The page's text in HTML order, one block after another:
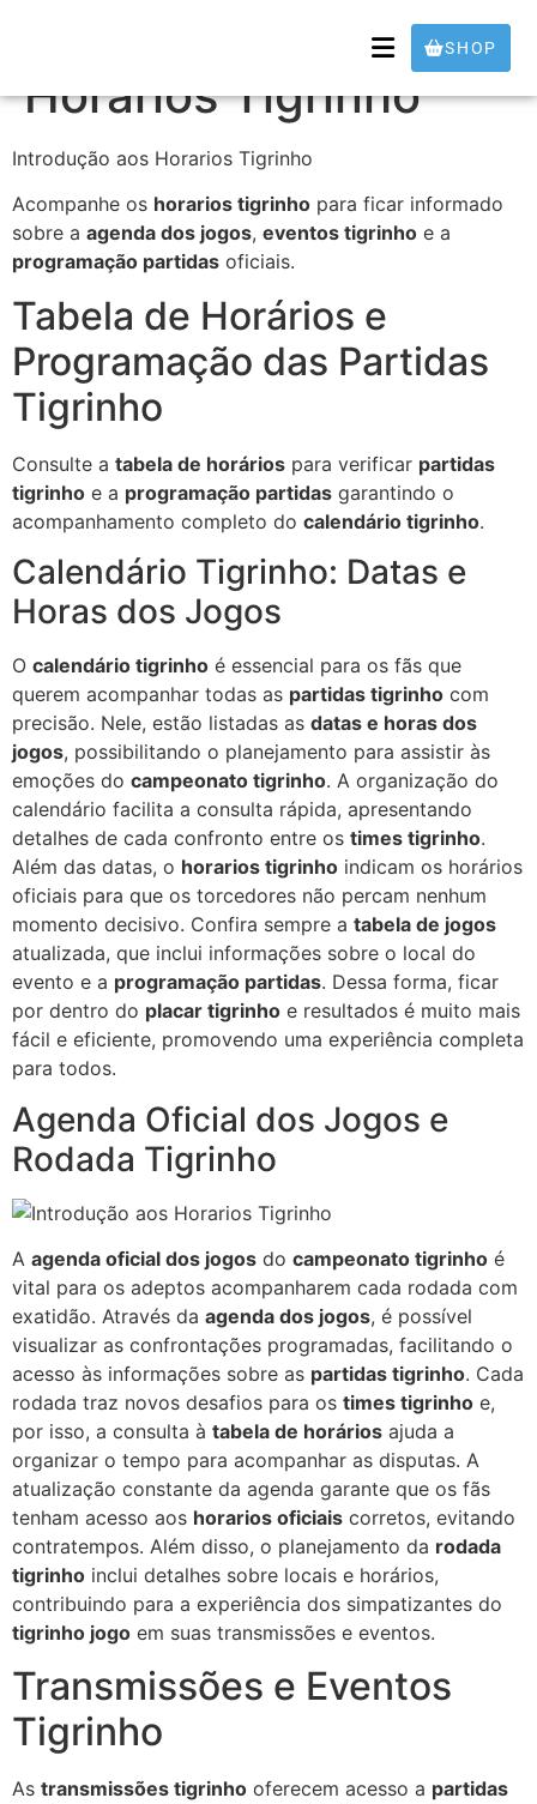
SHOP
Horarios Tigrinho
Introdução aos Horarios Tigrinho
Acompanhe os horarios tigrinho para ficar informado
sobre a agenda dos jogos, eventos tigrinho e a
programação partidas oficiais.
Tabela de Horários e
Programação das Partidas
Tigrinho
Consulte a tabela de horários para verificar partidas
tigrinho e a programação partidas garantindo o
acompanhamento completo do calendário tigrinho.
Calendário Tigrinho: Datas e
Horas dos Jogos
O calendário tigrinho é essencial para os fãs que
querem acompanhar todas as partidas tigrinho com
precisão. Nele, estão listadas as datas e horas dos
jogos, possibilitando o planejamento para assistir às
emoções do campeonato tigrinho. A organização do
calendário facilita a consulta rápida, apresentando
detalhes de cada confronto entre os times tigrinho.
Além das datas, o horarios tigrinho indicam os horários
oficiais para que os torcedores não percam nenhum
momento decisivo. Confira sempre a tabela de jogos
atualizada, que inclui informações sobre o local do
evento e a programação partidas. Dessa forma, ficar
por dentro do placar tigrinho e resultados é muito mais
fácil e eficiente, promovendo uma experiência completa
para todos.
Agenda Oficial dos Jogos e
Rodada Tigrinho
A agenda oficial dos jogos do campeonato tigrinho é
vital para os adeptos acompanharem cada rodada com
exatidão. Através da agenda dos jogos, é possível
visualizar as confrontações programadas, facilitando o
acesso às informações sobre as partidas tigrinho. Cada
rodada traz novos desafios para os times tigrinho e,
por isso, a consulta à tabela de horários ajuda a
organizar o tempo para acompanhar as disputas. A
atualização constante da agenda garante que os fãs
tenham acesso aos horarios oficiais corretos, evitando
contratempos. Além disso, o planejamento da rodada
tigrinho inclui detalhes sobre locais e horários,
contribuindo para a experiência dos simpatizantes do
tigrinho jogo em suas transmissões e eventos.
Transmissões e Eventos
Tigrinho
As transmissões tigrinho oferecem acesso a partidas